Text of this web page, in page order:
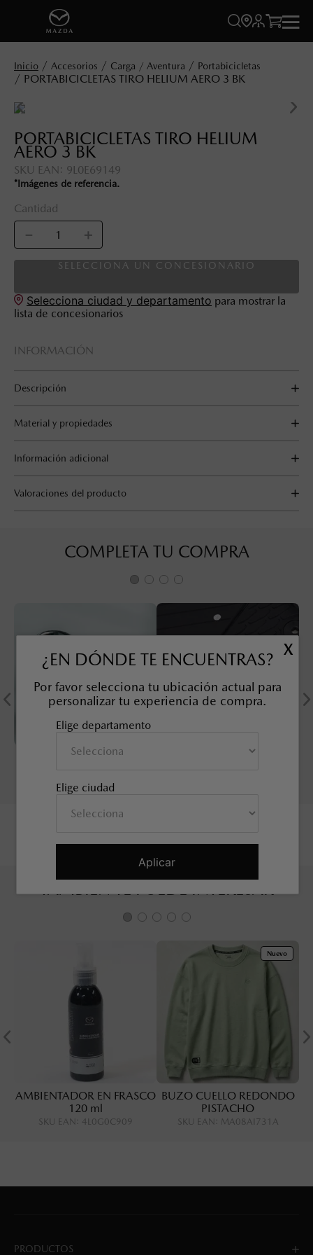

X
¿EN DÓNDE TE ENCUENTRAS?
Por favor selecciona tu ubicación actual para
personalizar tu experiencia de compra.
Elige departamento
Elige ciudad
Aplicar
 
Accesorios Carga / Aventura Portabicicletas
PORTABICICLETAS TIRO HELIUM AERO 3 BK
PORTABICICLETAS TIRO HELIUM
AERO 3 BK
SKU EAN : 9L0E69149
*Imágenes de referencia.
Cantidad
＋
－
SELECCIONA UN CONCESIONARIO
Selecciona ciudad y departamento para mostrar la
lista de concesionarios
INFORMACIÓN
Descripción
Material y propiedades
Información adicional
Valoraciones del producto
COMPLETA TU COMPRA
KIT TUERCAS DE
SKU EAN:9L0B37118
TAMBIÉN TE PUEDE INTERESAR
AMBIENTADOR EN FRASCO
120 ml
SKU EAN : 4L0G0C909
Nuevo
BUZO CUELLO REDONDO
PISTACHO
SKU EAN : MA08AI731A
PRODUCTOS